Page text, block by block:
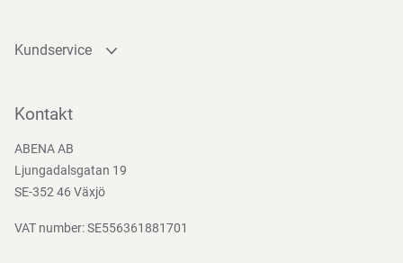
Kundservice
Bli kund
Nedladdningar
Kontakt
ABENA AB
Ljungadalsgatan 19
SE-352 46 Växjö
VAT number: SE556361881701